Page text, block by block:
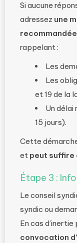
Si aucune
adressez une
rappelant :
Les
Les
et 19 de la
Un délai
15 jours).
Cette
et peut suffire
Étape 3 :
Le conseil
syndic ou
En cas
convocation